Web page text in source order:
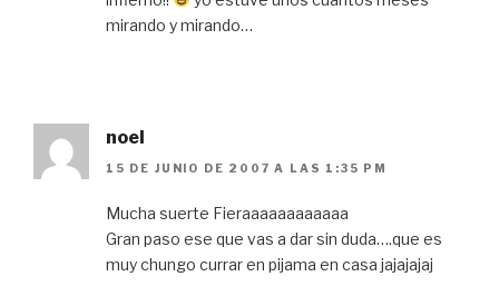
mirando y mirando…
noel
15 DE JUNIO DE 2007 A LAS 1:35 PM
Mucha suerte Fieraaaaaaaaaaaa
Gran paso ese que vas a dar sin duda….que es
muy chungo currar en pijama en casa jajajajaj